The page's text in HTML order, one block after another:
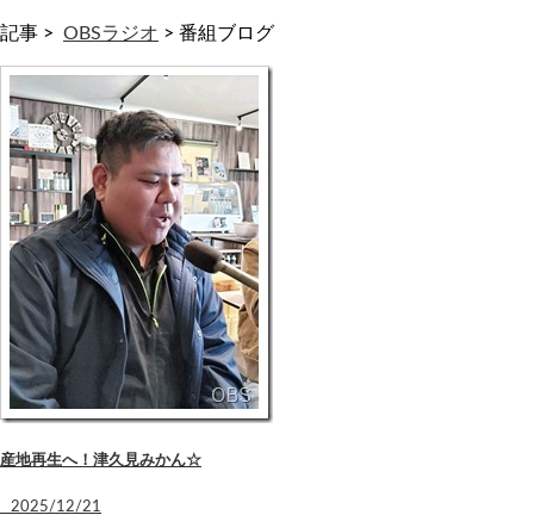
記事 > OBSラジオ > 番組ブログ
産地再生へ！津久見みかん☆
2025/12/21